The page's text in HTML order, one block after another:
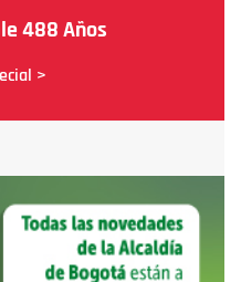
488 Años
>